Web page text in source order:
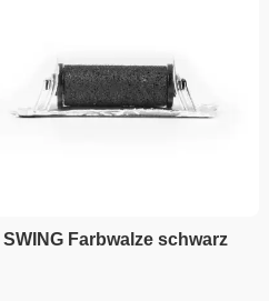
SWING Farbwalze schwarz